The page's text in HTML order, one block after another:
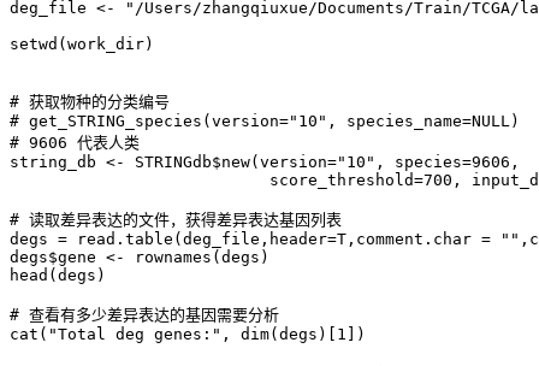
deg_file <- "/Users/zhangqiuxue/Documents/Train/TCGA/
setwd(work_dir)
# 获取物种的分类编号
# get_STRING_species(version="10", species_name=NULL)
# 9606 代表人类
string_db <- STRINGdb$new(version="10", species=9606,
score_threshold=700,
# 读取差异表达的文件，获得差异表达基因列表
degs = read.table(deg_file,header=T,comment.char =
degs$gene <- rownames(degs)
head(degs)
# 查看有多少差异表达的基因需要分析
cat("Total deg genes:", dim(degs)[1])